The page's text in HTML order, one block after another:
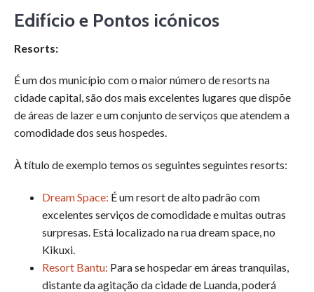
Edifício e Pontos icónicos
Resorts:
É um dos município com o maior número de resorts na
cidade capital, são dos mais excelentes lugares que dispõe
de áreas de lazer e um conjunto de serviços que atendem a
comodidade dos seus hospedes.
À título de exemplo temos os seguintes seguintes resorts:
Dream Space: É um resort de alto padrão com
excelentes serviços de comodidade e muitas outras
surpresas. Está localizado na rua dream space, no
Kikuxi.
Resort Bantu: Para se hospedar em áreas tranquilas,
distante da agitação da cidade de Luanda, poderá